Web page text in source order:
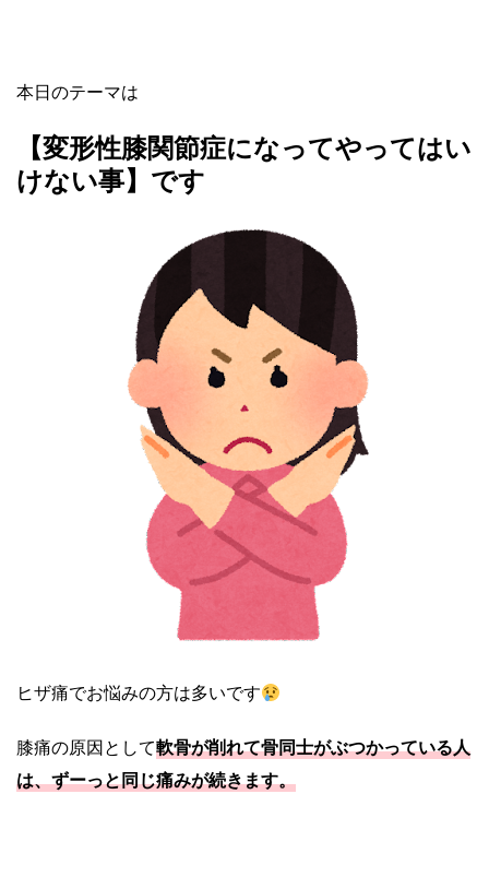
本日のテーマは
【変形性膝関節症になってやってはい
けない事】です
ヒザ痛でお悩みの方は多いです
膝痛の原因として軟骨が削れて骨同士がぶつかっている人
は、ずーっと同じ痛みが続きます。